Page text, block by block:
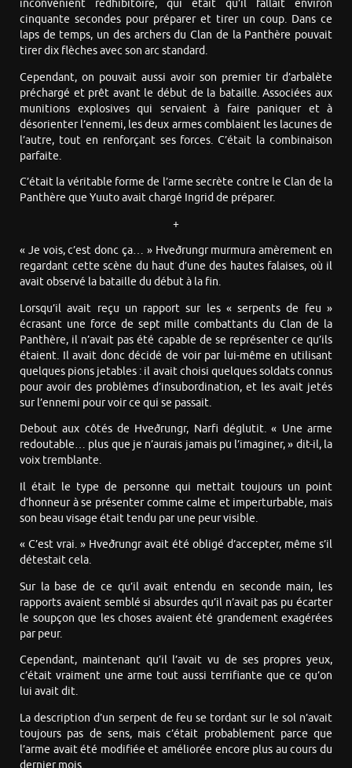
inconvénient rédhibitoire, qui était qu’il fallait environ
cinquante secondes pour préparer et tirer un coup. Dans ce
laps de temps, un des archers du Clan de la Panthère pouvait
tirer dix flèches avec son arc standard.
Cependant, on pouvait aussi avoir son premier tir d’arbalète
préchargé et prêt avant le début de la bataille. Associées aux
munitions explosives qui servaient à faire paniquer et à
désorienter l’ennemi, les deux armes comblaient les lacunes de
l’autre, tout en renforçant ses forces. C’était la combinaison
parfaite.
C’était la véritable forme de l’arme secrète contre le Clan de la
Panthère que Yuuto avait chargé Ingrid de préparer.
+
« Je vois, c’est donc ça… » Hveðrungr murmura amèrement en
regardant cette scène du haut d’une des hautes falaises, où il
avait observé la bataille du début à la fin.
Lorsqu’il avait reçu un rapport sur les « serpents de feu »
écrasant une force de sept mille combattants du Clan de la
Panthère, il n’avait pas été capable de se représenter ce qu’ils
étaient. Il avait donc décidé de voir par lui-même en utilisant
quelques pions jetables : il avait choisi quelques soldats connus
pour avoir des problèmes d’insubordination, et les avait jetés
sur l’ennemi pour voir ce qui se passait.
Debout aux côtés de Hveðrungr, Narfi déglutit. « Une arme
redoutable… plus que je n’aurais jamais pu l’imaginer, » dit-il, la
voix tremblante.
Il était le type de personne qui mettait toujours un point
d’honneur à se présenter comme calme et imperturbable, mais
son beau visage était tendu par une peur visible.
« C’est vrai. » Hveðrungr avait été obligé d’accepter, même s’il
détestait cela.
Sur la base de ce qu’il avait entendu en seconde main, les
rapports avaient semblé si absurdes qu’il n’avait pas pu écarter
le soupçon que les choses avaient été grandement exagérées
par peur.
Cependant, maintenant qu’il l’avait vu de ses propres yeux,
c’était vraiment une arme tout aussi terrifiante que ce qu’on
lui avait dit.
La description d’un serpent de feu se tordant sur le sol n’avait
toujours pas de sens, mais c’était probablement parce que
l’arme avait été modifiée et améliorée encore plus au cours du
dernier mois.